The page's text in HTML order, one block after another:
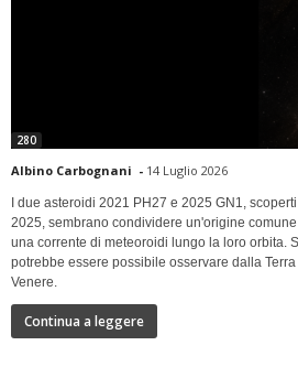
280
Albino Carbognani - 14 Luglio 2026
I due asteroidi 2021 PH27 e 2025 GN1,
2025, sembrano condividere un'origine
una corrente di meteoroidi lungo la loro orbita.
potrebbe essere possibile osservare dalla
Venere.
Continua a leggere